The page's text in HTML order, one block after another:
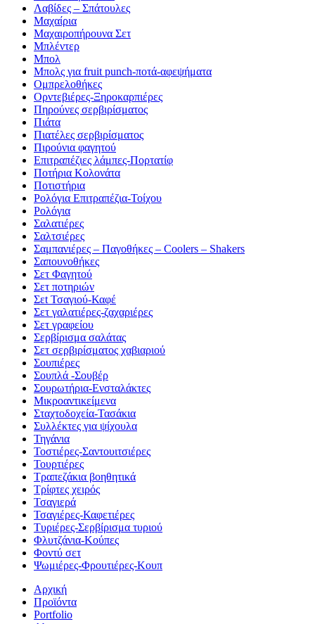
Λαβίδες – Σπάτουλες
Μαχαίρια
Μαχαιροπήρουνα Σετ
Μπλέντερ
Μπολ
Μπολς για fruit punch-ποτά-αφεψήματα
Ομπρελοθήκες
Ορντεβιέρες-Ξηροκαρπιέρες
Πηρούνες σερβιρίσματος
Πιάτα
Πιατέλες σερβιρίσματος
Πιρούνια φαγητού
Επιτραπέζιες λάμπες-Πορτατίφ
Ποτήρια Κολονάτα
Ποτιστήρια
Ρολόγια Επιτραπέζια-Τοίχου
Ρολόγια
Σαλατιέρες
Σαλτσιέρες
Σαμπανιέρες – Παγοθήκες – Coolers – Shakers
Σαπουνοθήκες
Σετ Φαγητού
Σετ ποτηριών
Σεt Τσαγιού-Καφέ
Σετ γαλατιέρες-ζαχαριέρες
Σετ γραφείου
Σερβίρισμα σαλάτας
Σετ σερβιρίσματος χαβιαριού
Σουπιέρες
Σουπλά -Σουβέρ
Σουρωτήρια-Ενσταλάκτες
Μικροαντικείμενα
Σταχτοδοχεία-Τασάκια
Συλλέκτες για ψίχουλα
Τηγάνια
Τοστιέρες-Σαντουιτσιέρες
Τουρτιέρες
Τραπεζάκια βοηθητικά
Τρίφτες χειρός
Τσαγιερά
Τσαγιέρες-Καφετιέρες
Τυριέρες-Σερβίρισμα τυριού
Φλυτζάνια-Κούπες
Φοντύ σετ
Ψωμιέρες-Φρουτιέρες-Κουπ
Αρχική
Προϊόντα
Portfolio